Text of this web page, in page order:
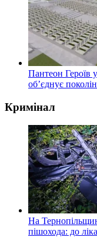
Пантеон Героїв
об’єднує
Кримінал
На
пішохода: до